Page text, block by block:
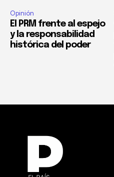
Opinión
El PRM frente al espejo
y la responsabilidad
histórica del poder